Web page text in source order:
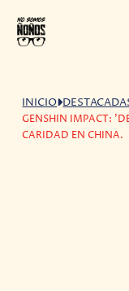
INICIO
GENSHIN IMPACT:
CARIDAD EN CHINA.